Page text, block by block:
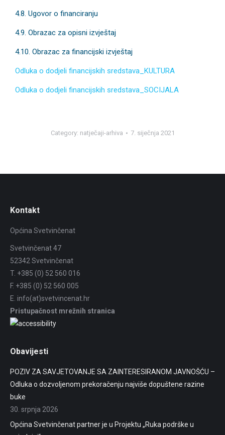
4.8. Ugovor o financiranju
4.9. Obrazac za opisni izvještaj
4.10. Obrazac za financijski izvještaj
Odluka o dodjeli financijskih sredstava_KULTURA
Odluka o dodjeli financijskih sredstava_SOCIJALA
Category: natječaji-arhiva 7. siječnja 2021
Kontakt
Općina Svetvinčenat
Svetvinčenat 47
52342 Svetvinčenat
T. +385 (0) 52 560 016
F. +385 (0) 52 560 005
E. info(at)svetvincenat.hr
Pristupačnost mrežnih stranica
Obavijesti
POZIV ZA SAVJETOVANJE SA ZAINTERESIRANOM JAVNOŠĆU –
Odluka o dozvoljenom prekoračenju najviše dopuštene razine
buke
30. srpnja 2026
Općina Svetvinčenat partner je u Projektu „Ruka podrške u